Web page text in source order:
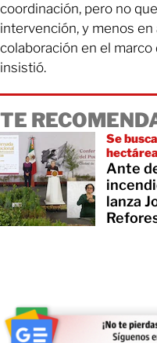
coordinación, pero no
intervención, y menos
colaboración en el
insistió.
TE
Se
Ante
lanza